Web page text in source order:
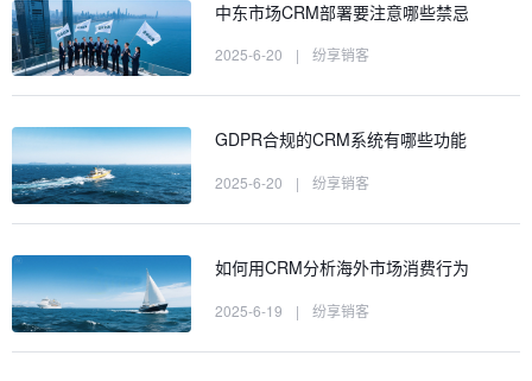
中东市场CRM部署要注意哪些禁忌
2025-6-20 | 纷享销客
GDPR合规的CRM系统有哪些功能
2025-6-20 | 纷享销客
如何用CRM分析海外市场消费行为
2025-6-19 | 纷享销客